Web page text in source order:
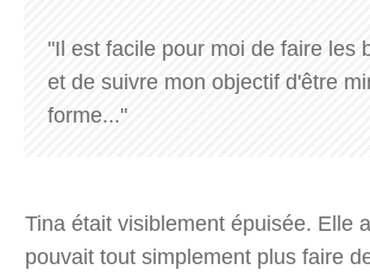
"Il est facile pour moi de faire les
et de suivre mon objectif d'être
forme..."
Tina était visiblement épuisée. Elle
pouvait tout simplement plus faire